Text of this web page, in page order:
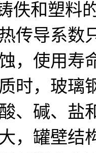
佚和塑料
传导系数
，使用寿
时，玻璃
、碱、盐
，罐壁结